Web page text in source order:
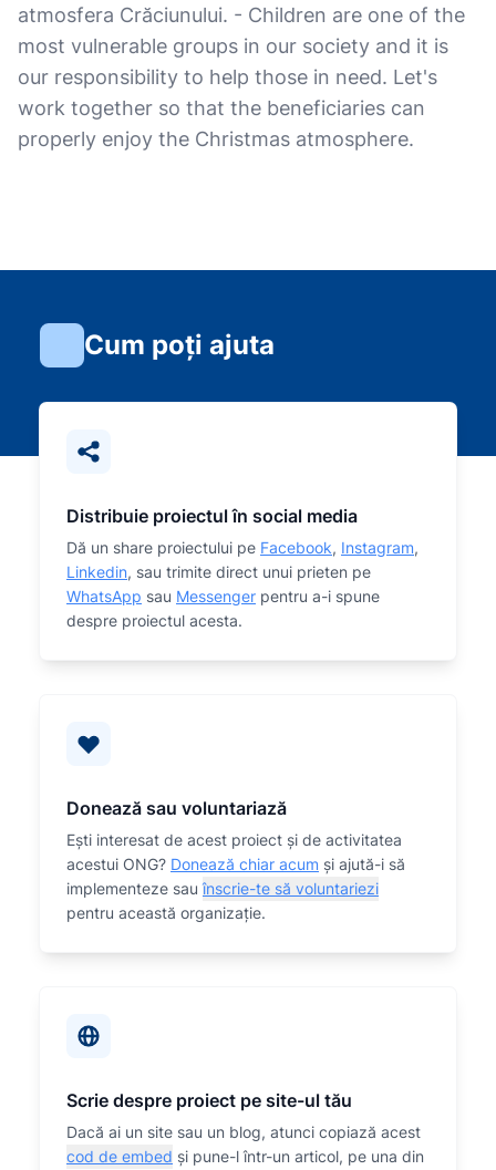
atmosfera Crăciunului. - Children are one of the
most vulnerable groups in our society and it is
our responsibility to help those in need. Let's
work together so that the beneficiaries can
properly enjoy the Christmas atmosphere.
Cum poți ajuta
Distribuie proiectul în social media
Dă un share proiectului pe Facebook, Instagram,
Linkedin, sau trimite direct unui prieten pe
WhatsApp sau Messenger pentru a-i spune
despre proiectul acesta.
Donează sau voluntariază
Eşti interesat de acest proiect și de activitatea
acestui ONG? Donează chiar acum și ajută-i să
implementeze sauînscrie-te să voluntariezi
pentru această organizaţie.
Scrie despre proiect pe site-ul tău
Dacă ai un site sau un blog, atunci copiază acest
cod de embed și pune-l într-un articol, pe una din